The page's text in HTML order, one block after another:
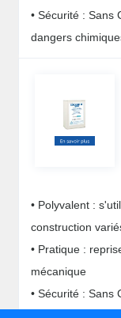
• Sécurité : Sans
dangers
• Polyvalent :
construction
• Pratique :
mécanique
• Sécurité : Sans